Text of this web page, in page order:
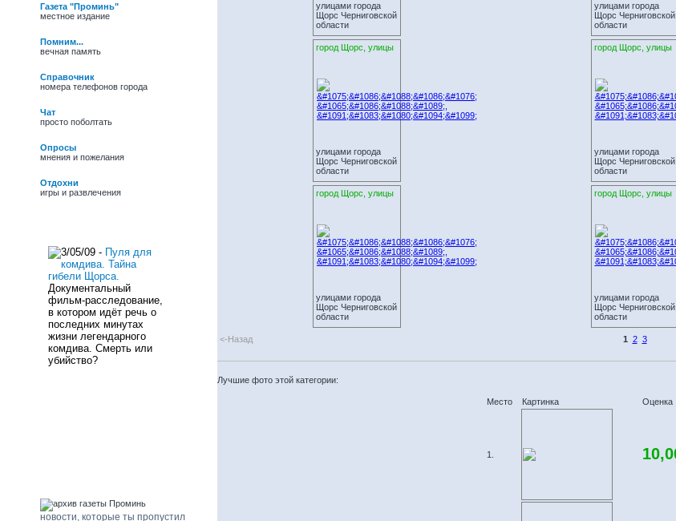
Газета "Проминь"
местное издание
Помним...
вечная память
Справочник
номера телефонов города
Чат
просто поболтать
Опросы
мнения и пожелания
Отдохни
игры и развлечения
Іванович Полевик.
Фольклорист, лауреат
Г.Верьовки, Б. Грінченка
і премії Фонду культури,
3/05/09 - Пуля для
комдива. Тайна
гибели Щорса.
Документальный
фильм-расследование,
в котором идёт речь о
последних минутах
жизни легендарного
комдива. Смерть или
убийство?
новости, которые ты пропустил
улицами города
Щорс Черниговской
области
улицами города
Щорс Черниговской
области
город Щорс, улицы
улицами города
Щорс Черниговской
области
город Щорс, улицы
улицами города
Щорс Черниговской
области
город Щорс, улицы
улицами города
Щорс Черниговской
области
город Щорс, улицы
улицами города
Щорс Черниговской
области
<-Назад 1 2 3
Лучшие фото этой категории:
Место Картинка Оценка
1.